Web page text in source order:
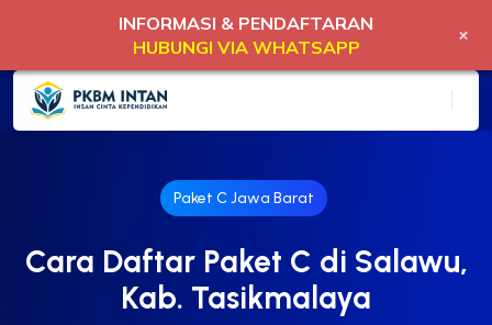
Paket C Jawa Barat
Cara Daftar Paket C di Salawu,
Kab. Tasikmalaya
INFORMASI & PENDAFTARAN
HUBUNGI VIA WHATSAPP
+